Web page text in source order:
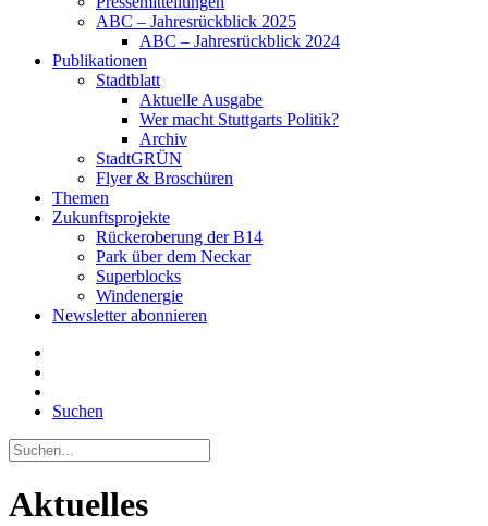
ABC – Jahresrückblick 2025
ABC – Jahresrückblick 2024
Publikationen
Stadtblatt
Aktuelle Ausgabe
Wer macht Stuttgarts Politik?
Archiv
StadtGRÜN
Flyer & Broschüren
Themen
Zukunftsprojekte
Rückeroberung der B14
Park über dem Neckar
Superblocks
Windenergie
Newsletter abonnieren
Suchen
Aktuelles